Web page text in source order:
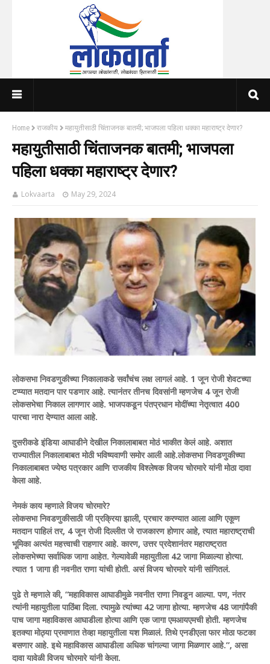
Home राजकीय महायुतीसाठी चिंताजनक बातमी; भाजपला पहिला धक्का महाराष्ट्र देणार?
महायुतीसाठी चिंताजनक बातमी; भाजपला
पहिला धक्का महाराष्ट्र देणार?
Lokvaarta May 29, 2024
लोकसभा निवडणुकीच्या निकालाकडे सर्वांचंच लक्ष लागलं आहे. 1 जून रोजी शेवटच्या
टप्प्यात मतदान पार पडणार आहे. त्यानंतर तीनच दिवसांनी म्हणजेच 4 जून रोजी
लोकसभेचा निकाल लागणार आहे. भाजपकडून पंतप्रधान मोदींच्या नेतृत्वात 400
पारचा नारा देण्यात आला आहे.
दुसरीकडे इंडिया आघाडीने देखील निकालाबाबत मोठं भाकीत केलं आहे. अशात
राज्यातील निकालाबाबत मोठी भविष्यवाणी समोर आली आहे.लोकसभा निवडणुकीच्या
निकालाबाबत ज्येष्ठ पत्रकार आणि राजकीय विश्लेषक विजय चोरमारे यांनी मोठा दावा
केला आहे.
नेमकं काय म्हणाले विजय चोरमारे?
लोकसभा निवडणुकीसाठी जी प्रक्रिया झाली, प्रचार करण्यात आला आणि एकूण
मतदान पाहिलं तर, 4 जून रोजी दिल्लीत जे राजकारण होणार आहे, त्यात महाराष्ट्राची
भूमिका अत्यंत महत्त्वाची राहणार आहे. कारण, उत्तर प्रदेशानंतर महाराष्ट्रात
लोकसभेच्या सर्वाधिक जागा आहेत. गेल्यावेळी महायुतीला 42 जागा मिळाल्या होत्या.
त्यात 1 जागा ही नवनीत राणा यांची होती. असं विजय चोरमारे यांनी सांगितलं.
पुढे ते म्हणाले की, “महाविकास आघाडीमुळे नवनीत राणा निवडून आल्या. पण, नंतर
त्यांनी महायुतीला पाठिंबा दिला. त्यामुळे त्यांच्या 42 जागा होत्या. म्हणजेच 48 जागांपैकी
पाच जागा महाविकास आघाडीला होत्या आणि एक जागा एमआयएमची होती. म्हणजेच
इतक्या मोठ्या प्रमाणात तेव्हा महायुतीला यश मिळालं. तिथे एनडीएला फार मोठा फटका
बसणार आहे. इथे महाविकास आघाडीला अधिक चांगल्या जागा मिळणार आहे.”, असा
दावा यावेळी विजय चोरमारे यांनी केला.